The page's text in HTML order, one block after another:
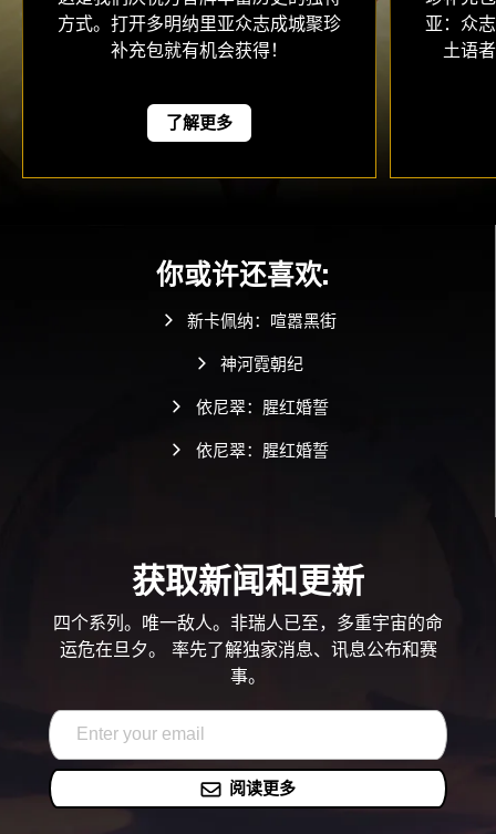
方式。打开多明纳里亚众志成城聚珍
补充包就有机会获得！
了解更多
亚：众
土语
你或许还喜欢:
新卡佩纳：喧嚣黑街
神河霓朝纪
依尼翠：腥红婚誓
依尼翠：腥红婚誓
获取新闻和更新
四个系列。唯一敌人。非瑞人已至，多重宇宙的命
运危在旦夕。 率先了解独家消息、讯息公布和赛
事。
阅读更多